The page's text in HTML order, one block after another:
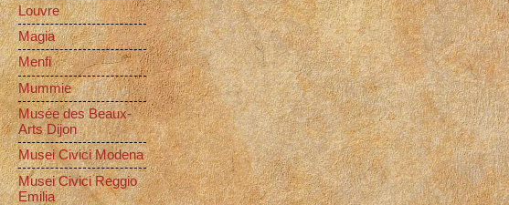
Louvre
Magia
Menfi
Mummie
Musée des Beaux-
Arts Dijon
Musei Civici Modena
Musei Civici Reggio
Emilia